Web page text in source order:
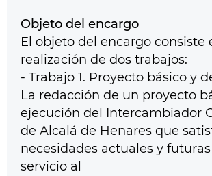
Objeto del encargo
El objeto del encargo consiste
realización de dos trabajos:
- Trabajo 1. Proyecto básico y
La redacción de un proyecto
ejecución del Intercambiador
de Alcalá de Henares que
necesidades actuales y
servicio al